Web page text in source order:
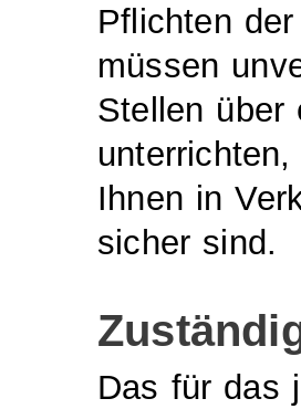
Pflichten
müssen
Stellen über
Ihnen in
sicher sind.
Das für das